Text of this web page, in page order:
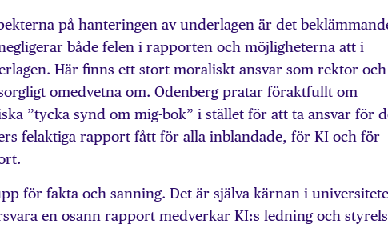
på hanteringen av underlagen är det
både felen i rapporten och möjligheterna att i
Här finns ett stort moraliskt ansvar som rektor och
omedvetna om. Odenberg pratar föraktfullt om
”tycka synd om mig-bok” i stället för att ta ansvar för
felaktiga rapport fått för alla inblandade, för KI och för
för fakta och sanning. Det är själva kärnan i
en osann rapport medverkar KI:s ledning och